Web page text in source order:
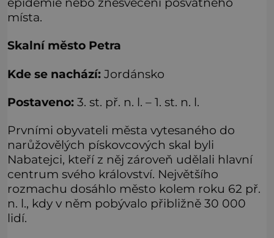
místa.
Skalní město Petra
Kde se nachází: Jordánsko
Postaveno: 3. st. př. n. l. – 1. st. n. l.
Prvními obyvateli města vytesaného do
narůžovělých pískovcových skal byli
Nabatejci, kteří z něj zároveň udělali hlavní
centrum svého království. Největšího
rozmachu dosáhlo město kolem roku 62 př.
n. l., kdy v něm pobývalo přibližně 30 000
lidí.